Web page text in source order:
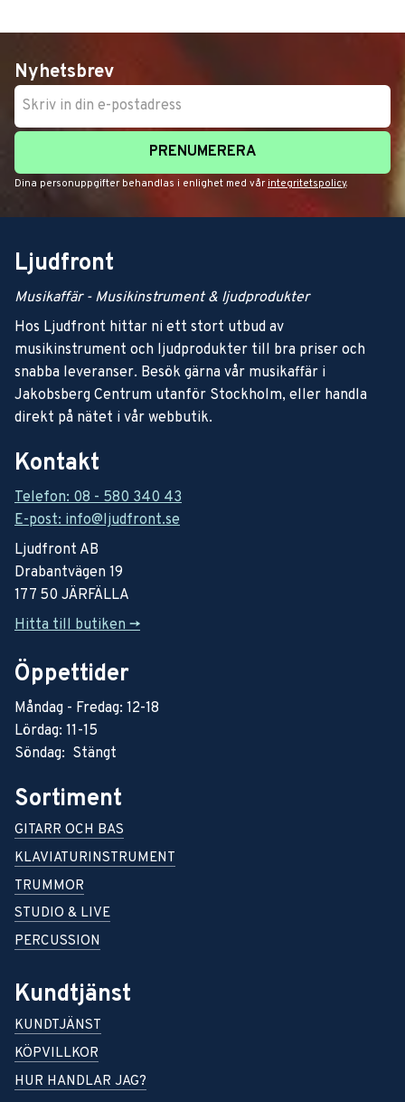
Nyhetsbrev
PRENUMERERA
Dina personuppgifter behandlas i enlighet med vår integritetspolicy.
Ljudfront
Musikaffär - Musikinstrument & ljudprodukter
Hos Ljudfront hittar ni ett stort utbud av
musikinstrument och ljudprodukter till bra priser och
snabba leveranser. Besök gärna vår musikaffär i
Jakobsberg Centrum utanför Stockholm, eller handla
direkt på nätet i vår webbutik.
Kontakt
Telefon: 08 - 580 340 43
E-post: info@ljudfront.se
Ljudfront AB
Drabantvägen 19
177 50 JÄRFÄLLA
Hitta till butiken ->
Öppettider
Måndag - Fredag: 12-18
Lördag: 11-15
Söndag: Stängt
Sortiment
GITARR OCH BAS
KLAVIATURINSTRUMENT
TRUMMOR
STUDIO & LIVE
PERCUSSION
Kundtjänst
KUNDTJÄNST
KÖPVILLKOR
HUR HANDLAR JAG?